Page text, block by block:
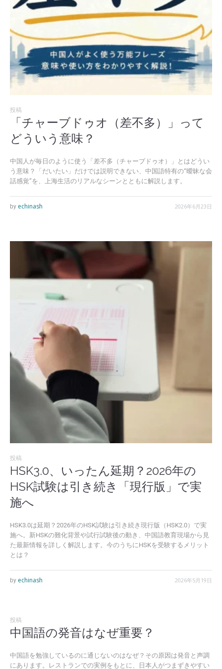
投稿
「チャーブドゥオ（差不多）」って
どういう意味？
中国人が毎日のように使う「差不多（チャーブドゥオ）」とはどうい
う意味？「だいたい」だけでは説明できない、中国語特有の“曖昧な会
話感覚”を、上海生活のリアルなシーンとともに解説します。
2026年6月23日
by echinash
投稿
HSK3.0、いったん延期？2026年の
HSK試験は引き続き「現行版」で実
施へ
HSK3.0は延期？2026年のHSK試験は引き続き現行版（HSK2.0）で実
施へ。新HSKの難化背景や試行試験後の動き、中国語教育現場から見
た最新情報を詳しく解説します。今のうちにHSKを受験するメリット
とは？
2026年5月19日
by echinash
投稿
中国語の発音はなぜ重要？
中国語を勉強しているのに通じないのはなぜ？その原因は発音と声調
にあります。レストランでの実例をもとに、日本人がつまずきやすい